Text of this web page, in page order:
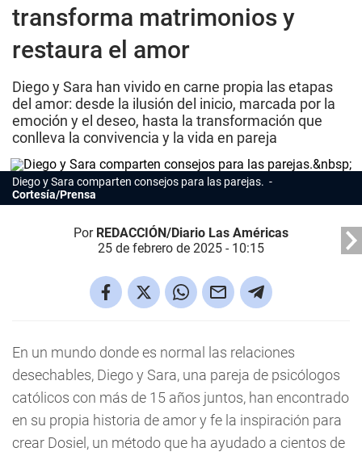
transforma matrimonios y
restaura el amor
Diego y Sara han vivido en carne propia las etapas
del amor: desde la ilusión del inicio, marcada por la
emoción y el deseo, hasta la transformación que
conlleva la convivencia y la vida en pareja
Diego y Sara comparten consejos para las parejas.
Cortesía/Prensa
Por REDACCIÓN/Diario Las Américas
25 de febrero de 2025 - 10:15
En un mundo donde es normal las relaciones
desechables, Diego y Sara, una pareja de psicólogos
católicos con más de 15 años juntos, han encontrado
en su propia historia de amor y fe la inspiración para
crear Dosiel, un método que ha ayudado a cientos de